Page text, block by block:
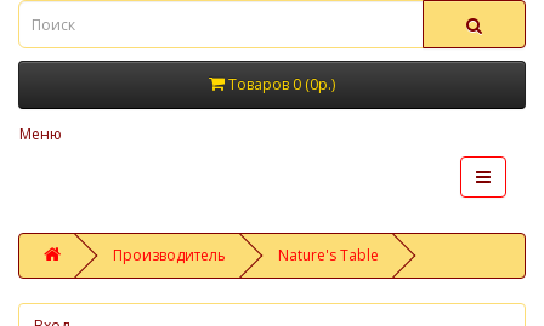
Товаров 0 (0р.)
Меню
Производитель Nature's Table